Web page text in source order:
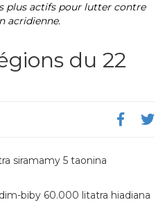
plus actifs pour lutter contre
acridienne.
du 22
siramamy 5 taonina
biby 60.000 litatra hiadiana